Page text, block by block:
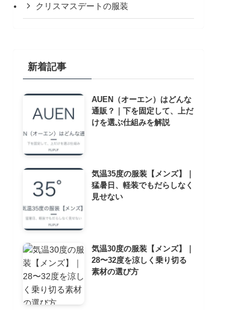
クリスマスデートの服装
新着記事
AUEN（オーエン）はどんな
通販？｜下を固定して、上だ
けを選ぶ仕組みを解説
気温35度の服装【メンズ】｜
猛暑日、軽装でもだらしなく
見せない
気温30度の服装【メンズ】｜
28〜32度を涼しく乗り切る
素材の選び方